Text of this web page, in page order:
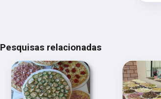
Pesquisas relacionadas